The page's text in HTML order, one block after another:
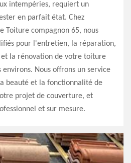
intempéries, requiert un
en parfait état. Chez
Toiture compagnon 65, nous
pour l'entretien, la réparation,
la rénovation de votre toiture
Nous offrons un service
beauté et la fonctionnalité de
projet de couverture, et
et sur mesure.